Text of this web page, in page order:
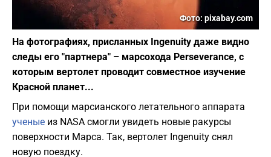
Фото: pixabay.com
На фотографиях, присланных Ingenuity даже видно
следы его "партнера" – марсохода Perseverance, с
которым вертолет проводит совместное изучение
Красной планет...
При помощи марсианского летательного аппарата
ученые из NASA смогли увидеть новые ракурсы
поверхности Марса. Так, вертолет Ingenuity снял
новую поездку.